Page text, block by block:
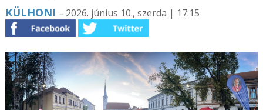
KÜLHONI – 2026. június 10., szerda | 17:15